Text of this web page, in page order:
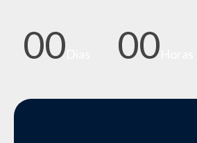
00 00